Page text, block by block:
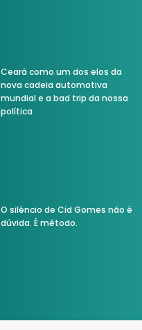
Ceará como um dos elos da
nova cadeia automotiva
mundial e a bad trip da nossa
política
O silêncio de Cid Gomes não é
dúvida. É método.